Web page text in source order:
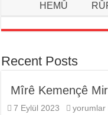
HEMÛ
Recent Posts
Mîrê Kemençê
7 Eylül 2023
Mîrê
yorumlar